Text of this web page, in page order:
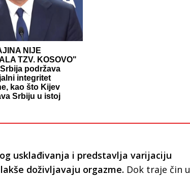
NIJE
TZV. KOSOVO"
podržava
integritet
kao što Kijev
Srbiju u istoj
usklađivanja i predstavlja varijaciju
doživljavaju orgazme. Dok traje čin u